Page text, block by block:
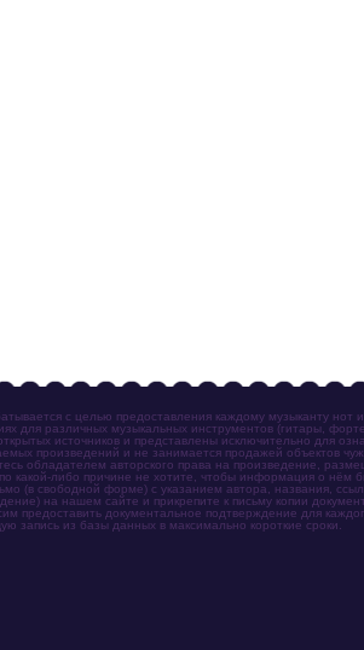
с целью предоставления каждому музыканту нот
для различных музыкальных инструментов (гитары,
источников и представлены исключительно для
произведений и не занимается продажей объектов
обладателем авторского права на произведение,
какой-либо причине не хотите, чтобы информация о нём
(в свободной форме) с указанием автора, названия,
на нашем сайте и прикрепите к письму копии
предоставить документальное подтверждение для
запись из базы данных в максимально короткие сроки.